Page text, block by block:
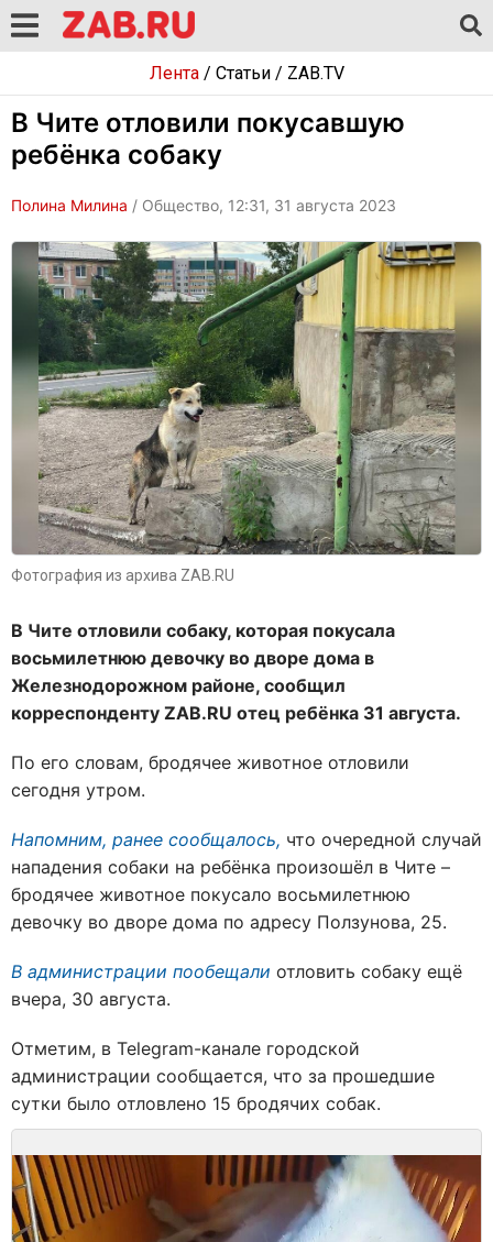
Лента/ Статьи/ ZAB.TV
В Чите отловили покусавшую
ребёнка собаку
Полина Милина / Общество, 12:31, 31 августа 2023
Фотография из архива ZAB.RU
В Чите отловили собаку, которая покусала
восьмилетнюю девочку во дворе дома в
Железнодорожном районе, сообщил
корреспонденту ZAB.RU отец ребёнка 31 августа.
По его словам, бродячее животное отловили
сегодня утром.
Напомним, ранее сообщалось, что очередной случай
нападения собаки на ребёнка произошёл в Чите –
бродячее животное покусало восьмилетнюю
девочку во дворе дома по адресу Ползунова, 25.
В администрации пообещали отловить собаку ещё
вчера, 30 августа.
Отметим, в Telegram-канале городской
администрации сообщается, что за прошедшие
сутки было отловлено 15 бродячих собак.